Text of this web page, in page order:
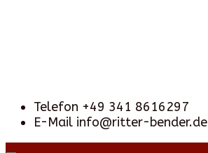
Telefon +49 341 8616297
E-Mail info@ritter-bender.de